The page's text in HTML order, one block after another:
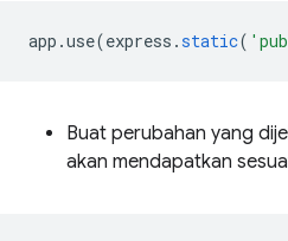
app .use(express .static(
Buat perubahan yang
akan mendapatkan